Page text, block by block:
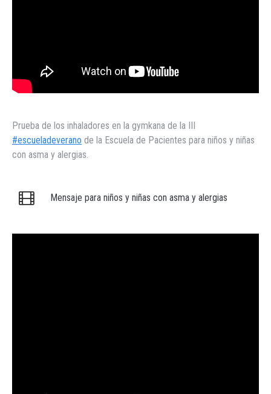
Prueba de los inhaladores en la gymkana de la III
#escueladeverano de la Escuela de Pacientes para niños y niñas
con asma y alergias.
Mensaje para niños y niñas con asma y alergias